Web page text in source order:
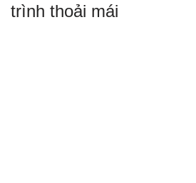
trình thoải mái